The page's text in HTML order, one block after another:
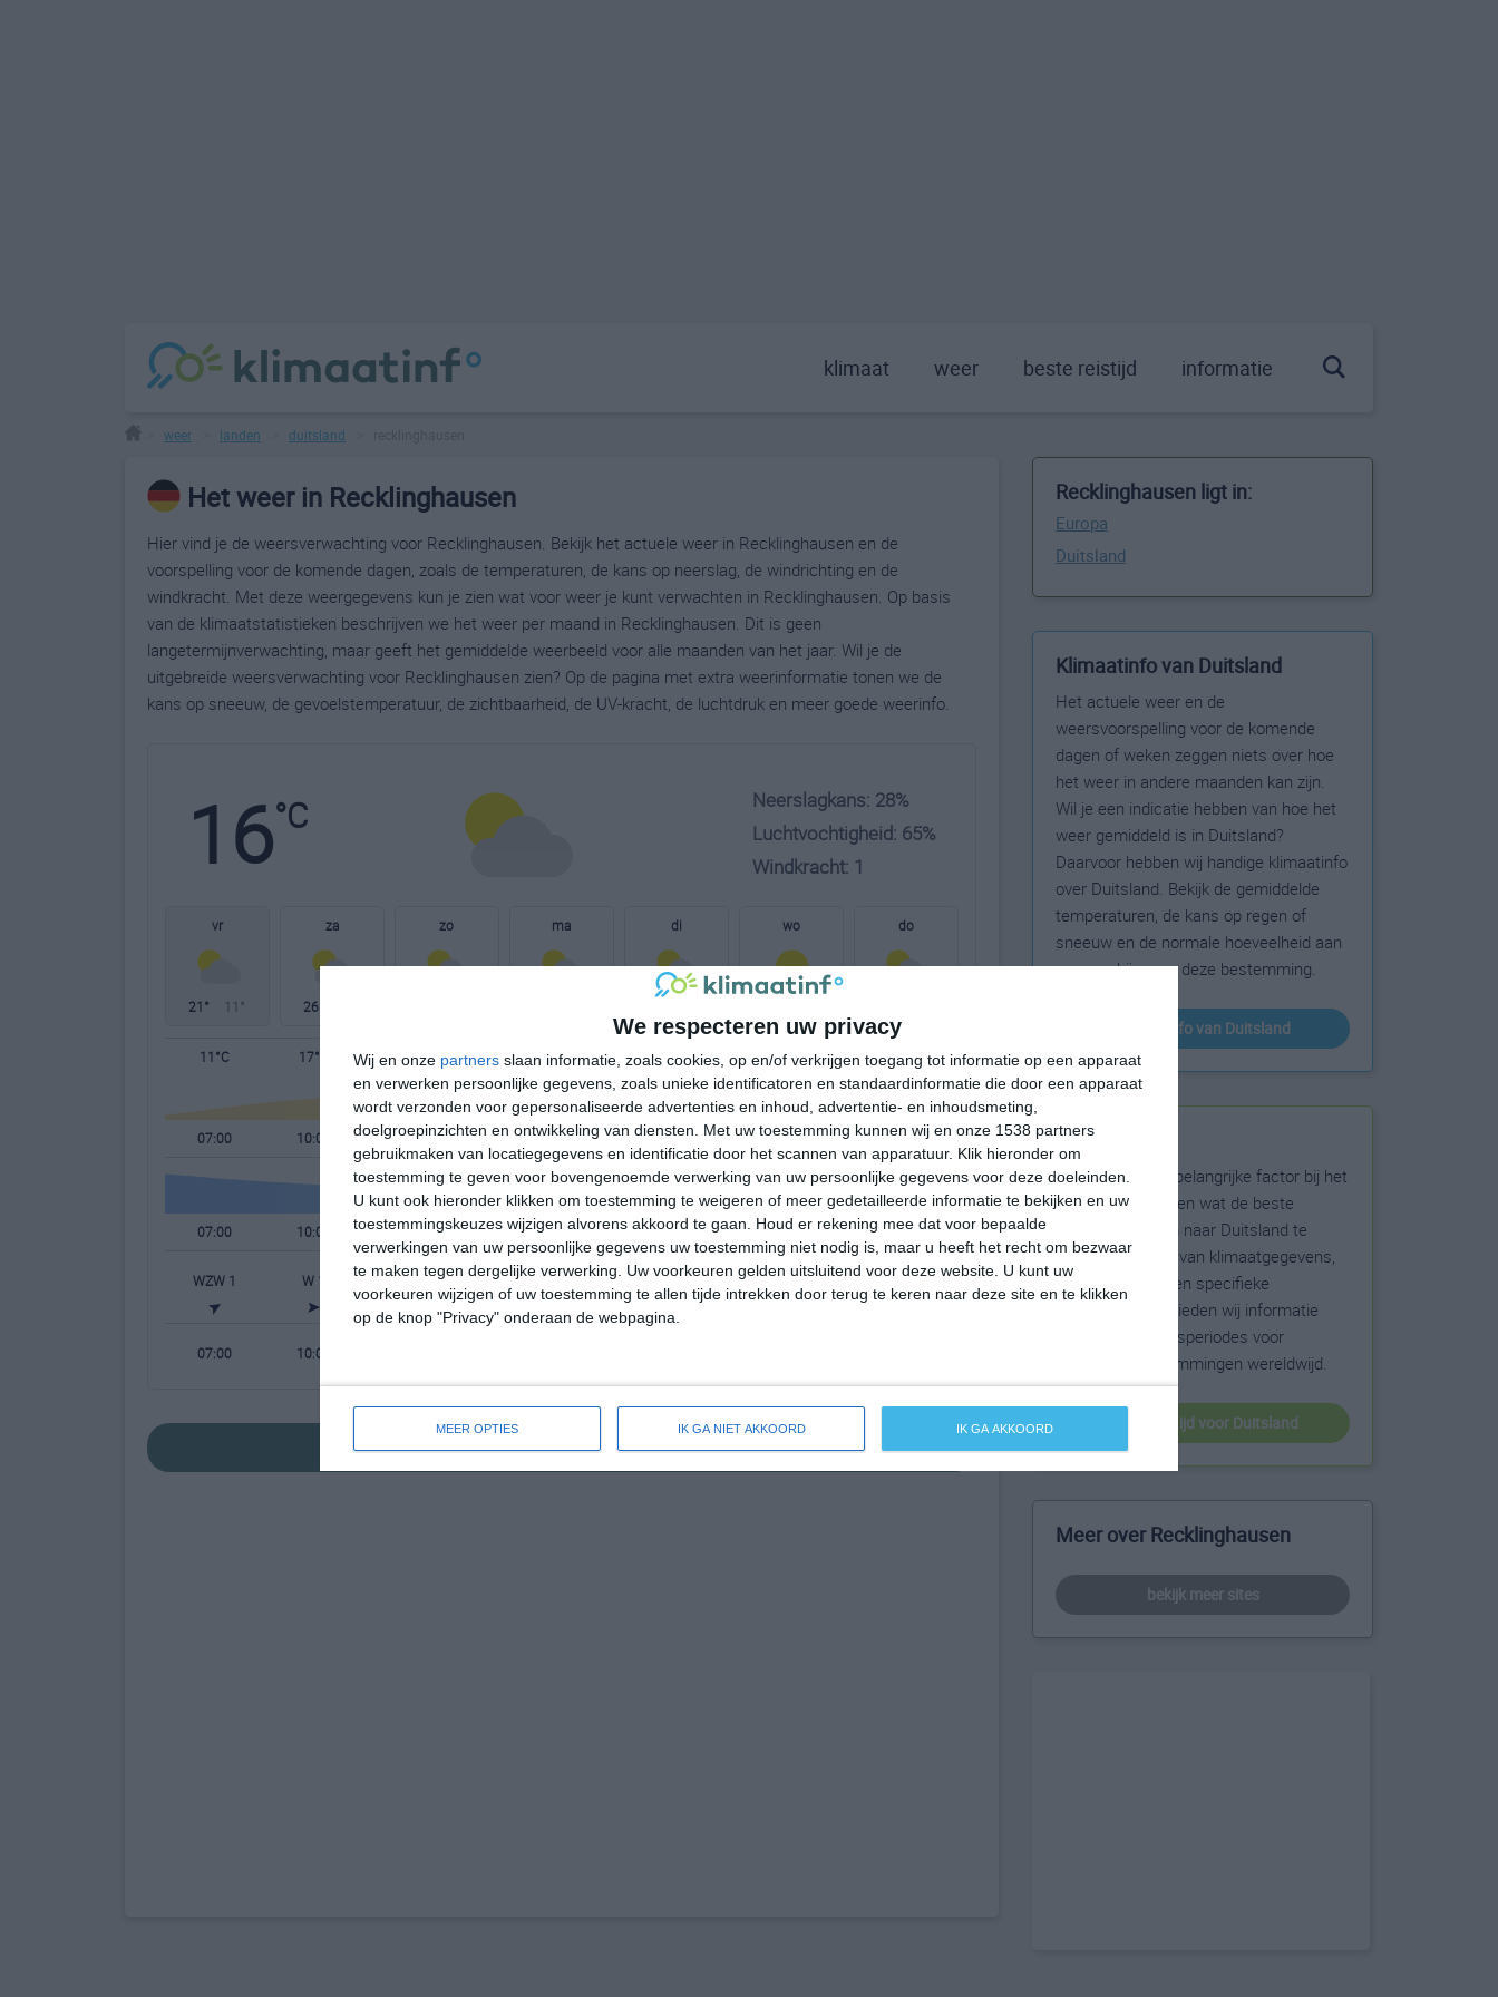
We respecteren uw privacy
Wij en onze partners slaan informatie, zoals cookies, op en/of verkrijgen toegang tot informatie op een apparaat
en verwerken persoonlijke gegevens, zoals unieke identificatoren en standaardinformatie die door een apparaat
wordt verzonden voor gepersonaliseerde advertenties en inhoud, advertentie- en inhoudsmeting,
doelgroepinzichten en ontwikkeling van diensten.
Met uw toestemming kunnen wij en onze 1538 partners
gebruikmaken van locatiegegevens en identificatie door het scannen van apparatuur. Klik hieronder om
toestemming te geven voor bovengenoemde verwerking van uw persoonlijke gegevens voor deze doeleinden.
U kunt ook hieronder klikken om toestemming te weigeren of meer gedetailleerde informatie te bekijken en uw
toestemmingskeuzes wijzigen alvorens akkoord te gaan.
Houd er rekening mee dat voor bepaalde
verwerkingen van uw persoonlijke gegevens uw toestemming niet nodig is, maar u heeft het recht om bezwaar
te maken tegen dergelijke verwerking. Uw voorkeuren gelden uitsluitend voor deze website. U kunt uw
voorkeuren wijzigen of uw toestemming te allen tijde intrekken door terug te keren naar deze site en te klikken
op de knop "Privacy" onderaan de webpagina.
MEER OPTIES IK GA NIET AKKOORD IK GA AKKOORD
klimaat weer beste reistijd informatie
weer landen duitsland
Het weer in Recklinghausen
Hier vind je de weersverwachting voor Recklinghausen. Bekijk het actuele weer in Recklinghausen en de
voorspelling voor de komende dagen, zoals de temperaturen, de kans op neerslag, de windrichting en de
windkracht. Met deze weergegevens kun je zien wat voor weer je kunt verwachten in Recklinghausen. Op basis
van de klimaatstatistieken beschrijven we het weer per maand in Recklinghausen. Dit is geen
langetermijnverwachting, maar geeft het gemiddelde weerbeeld voor alle maanden van het jaar. Wil je de
uitgebreide weersverwachting voor Recklinghausen zien? Op de pagina met extra weerinformatie tonen we de
kans op sneeuw, de gevoelstemperatuur, de zichtbaarheid, de UV-kracht, de luchtdruk en meer goede weerinfo.
16°C
Neerslagkans: 28%
Luchtvochtigheid: 65%
Windkracht: 1
vr
21° 11°
za
26°
zo ma di wo do
11°C 17°C 20°C 21°C 21°C 17°C 14°C 12°C
07:00 10:00 13:00 16:00 19:00 22:00 01:00 04:00
07:00 10:00 13:00 16:00 19:00 22:00 01:00 04:00
WZW 1 W 1 W 1 NW 2 NNW 2 ONO 1 O 1 OZO 1
07:00 10:00
bekijk de uitgebreide weersverwachting voor Recklinghausen
Recklinghausen ligt in:
Europa
Duitsland
Klimaatinfo van Duitsland
Het actuele weer en de
weersvoorspelling voor de komende
dagen of weken zeggen niets over hoe
het weer in andere maanden kan zijn.
Wil je een indicatie hebben van hoe het
weer gemiddeld is in Duitsland?
Daarvoor hebben wij handige klimaatinfo
over Duitsland. Bekijk de gemiddelde
temperaturen, de kans op regen of
sneeuw en de normale hoeveelheid aan
zonneschijn voor deze bestemming.
klimaatinfo van Duitsland
Beste reistijd
Het weer is een belangrijke factor bij het
reizen. Wil je weten wat de beste
maanden zijn om naar Duitsland te
reizen? Op basis van klimaatgegevens,
weersextremen en specifieke
weerinformatie bieden wij informatie
over de beste reisperiodes voor
duizenden bestemmingen wereldwijd.
beste reistijd voor Duitsland
Meer over Recklinghausen
bekijk meer sites